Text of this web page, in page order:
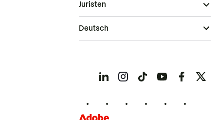
Juristen
Deutsch